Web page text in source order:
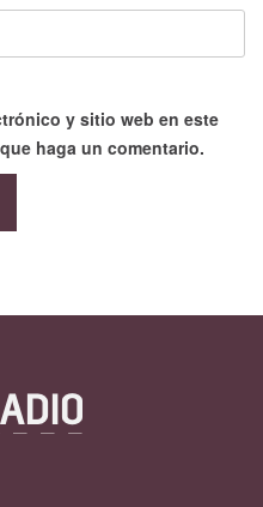
y sitio web en este
haga un comentario.